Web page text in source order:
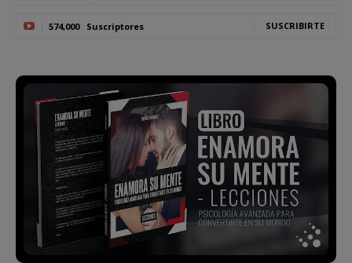
574,000 Suscriptores SUSCRIBIRTE